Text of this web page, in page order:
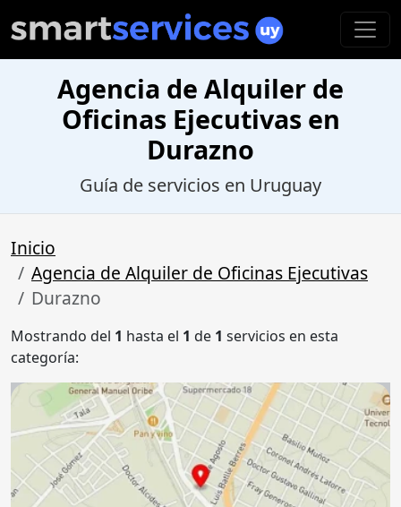
Agencia de Alquiler de
Oficinas Ejecutivas en
Durazno
Guía de servicios en Uruguay
Inicio
Agencia de Alquiler de Oficinas Ejecutivas
Durazno
Mostrando del 1 hasta el 1 de 1 servicios en esta
categoría: